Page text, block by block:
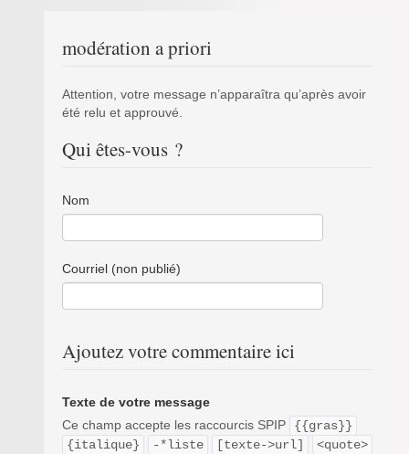
modération a priori
Attention, votre message n’apparaîtra qu’après avoir
été relu et approuvé.
Qui êtes-vous ?
Nom
Courriel (non publié)
Ajoutez votre commentaire ici
Texte de votre message
Ce champ accepte les raccourcis SPIP
{{gras}}
{italique}
-*liste [texte->url]
<quote>